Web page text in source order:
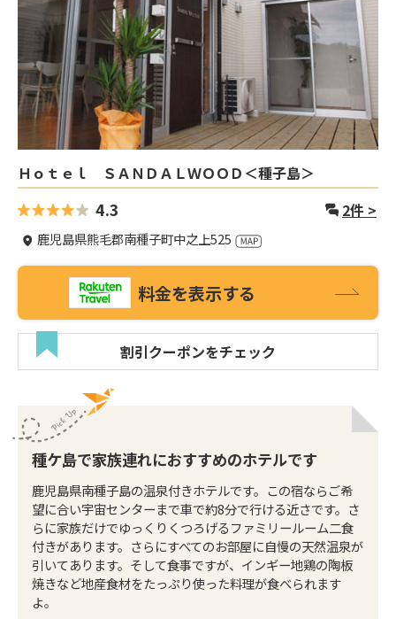
Ｈｏｔｅｌ ＳＡＮＤＡＬＷＯＯＤ＜種子島＞
4.3 2件 >
鹿児島県熊毛郡南種子町中之上525
料金を表示する
割引クーポンをチェック
種ケ島で家族連れにおすすめのホテルです
鹿児島県南種子島の温泉付きホテルです。この宿ならご希
望に合い宇宙センターまで車で約8分で行ける近さです。さ
らに家族だけでゆっくりくつろげるファミリールーム二食
付きがあります。さらにすべてのお部屋に自慢の天然温泉が
引いてあります。そして食事ですが、インギー地鶏の陶板
焼きなど地産食材をたっぷり使った料理が食べられます
よ。